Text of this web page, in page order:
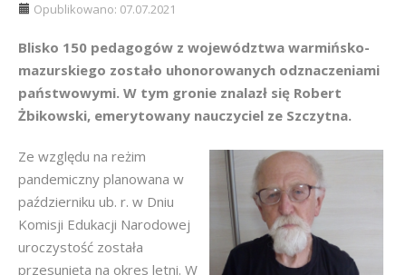
Opublikowano: 07.07.2021
Blisko 150 pedagogów z województwa warmińsko-
mazurskiego zostało uhonorowanych odznaczeniami
państwowymi. W tym gronie znalazł się Robert
Żbikowski, emerytowany nauczyciel ze Szczytna.
Ze względu na reżim
pandemiczny planowana w
październiku ub. r. w Dniu
Komisji Edukacji Narodowej
uroczystość została
przesunięta na okres letni. W